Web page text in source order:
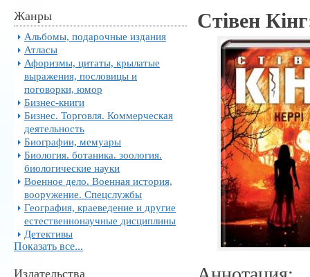
Жанры
Альбомы, подарочные издания
Атласы
Афоризмы, цитаты, крылатые
выражения, пословицы и
поговорки, юмор
Бизнес-книги
Бизнес. Торговля. Коммерческая
деятельность
Биографии, мемуары
Биология. ботаника. зоология.
биологические науки
Военное дело. Военная история,
вооружение. Спецслужбы
География, краеведение и другие
естественнонаучные дисциплины
Детективы
Показать все...
Издательства
Стівен